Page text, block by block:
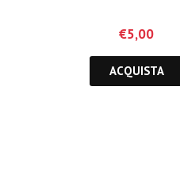
€5,00
ACQUISTA